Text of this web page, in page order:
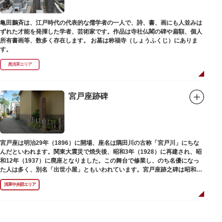
亀田鵬斉は、江戸時代の代表的な儒学者の一人で、詩、書、画にも人並みは
ずれた才能を発揮した学者、芸術家です。作品は寺社仏閣の碑や扁額、個人
所有書画等、数多く存在します。 お墓は称福寺（しょうふくじ）にありま
す。
奥浅草エリア
宮戸座跡碑
宮戸座は明治29年（1896）に開場、座名は隅田川の古称「宮戸川」にちな
んだといわれます。関東大震災で焼失後、昭和3年（1928）に再建され、昭
和12年（1937）に廃座となりました。この舞台で修業し、のち名優になっ
た人は多く、別名「出世小屋」ともいわれています。宮戸座跡之碑は昭和53
年（1978）に建てられました。
浅草中央部エリア